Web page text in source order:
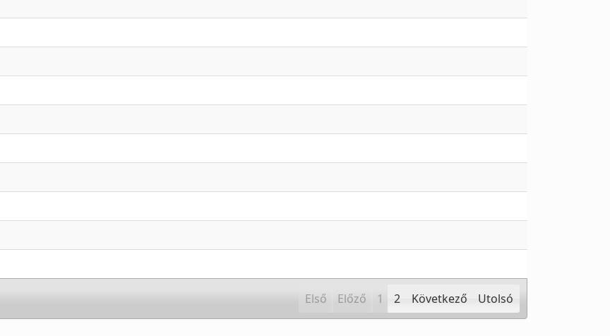
Első Előző 1 2 Következő Utolsó